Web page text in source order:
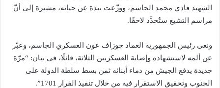
الشهيد فادي محمد الجاسم، ووزّعت نبذة عن حياته، مشيرة إلى أنّ
مراسم التشيع ستُحدَّد لاحقًا.
ونعى رئيس الجمهورية العماد جوزاف عون العسكري الجاسم، وعبّر
عن ألمه لاستشهاده وإصابة العسكريين الثلاثة، قائلًا، في بيان: “مرّة
جديدة يدفع الجيش من دماء أبنائه ثمن بسط سلطة الدولة على
الجنوب وتحقيق الاستقرار فيه من خلال تنفيذ القرار 1701”.